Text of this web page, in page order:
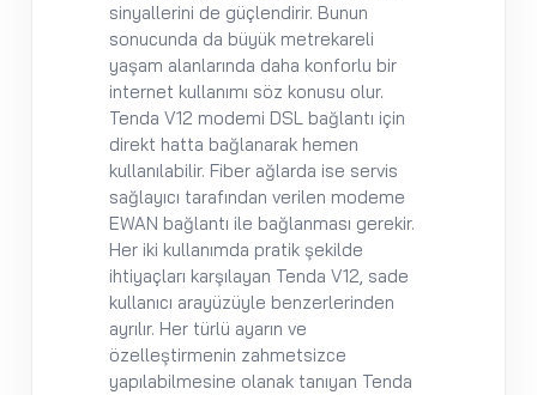
sinyallerini de güçlendirir. Bunun
sonucunda da büyük metrekareli
yaşam alanlarında daha konforlu bir
internet kullanımı söz konusu olur.
Tenda V12 modemi DSL bağlantı için
direkt hatta bağlanarak hemen
kullanılabilir. Fiber ağlarda ise servis
sağlayıcı tarafından verilen modeme
EWAN bağlantı ile bağlanması gerekir.
Her iki kullanımda pratik şekilde
ihtiyaçları karşılayan Tenda V12, sade
kullanıcı arayüzüyle benzerlerinden
ayrılır. Her türlü ayarın ve
özelleştirmenin zahmetsizce
yapılabilmesine olanak tanıyan Tenda